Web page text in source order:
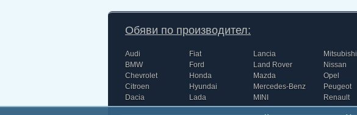
Обяви по производител:
Audi
BMW
Chevrolet
Citroen
Dacia
Fiat
Ford
Honda
Hyundai
Lada
Lancia
Land Rover
Mazda
Mercedes-Benz
MINI
Mitsubishi
Nissan
Opel
Peugeot
Renault